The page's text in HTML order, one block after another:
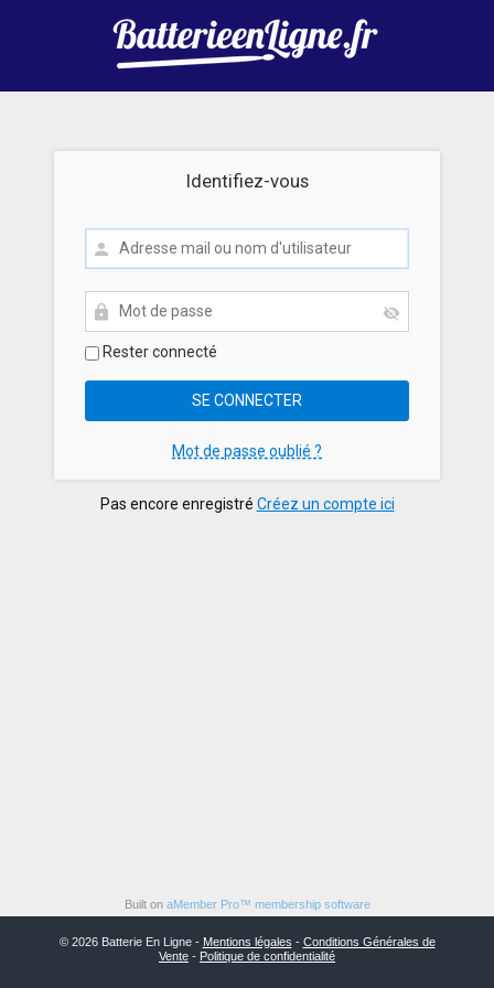
Identifiez-vous
Rester connecté
Mot de passe oublié ?
Pas encore enregistré Créez un compte ici
Built on aMember Pro™ membership software
© 2026 Batterie En Ligne - Mentions légales - Conditions Générales de
Vente - Politique de confidentialité